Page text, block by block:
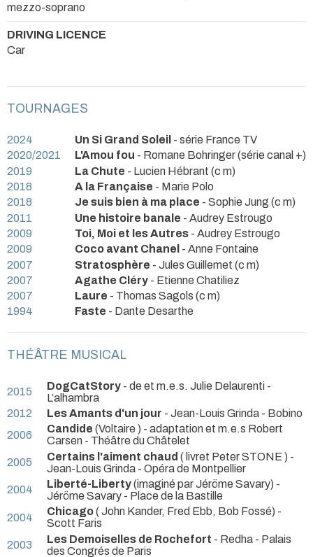
mezzo-soprano
DRIVING LICENCE
Car
TOURNAGES
2024 Un Si Grand Soleil - série France TV
2020/2021
L'Amou fou - Romane Bohringer (série canal +)
2019
La Chute - Lucien Hébrant (c m)
2018
A la Française - Marie Polo
2018
Je suis bien à ma place - Sophie Jung (c m)
2011
Une histoire banale - Audrey Estrougo
2009
Toi, Moi et les Autres - Audrey Estrougo
2009
Coco avant Chanel - Anne Fontaine
2007
Stratosphère - Jules Guillemet (c m)
2007
Agathe Cléry - Etienne Chatiliez
2007
Laure - Thomas Sagols (c m)
1994
Faste - Dante Desarthe
THÉÂTRE MUSICAL
2015 DogCatStory - de et m.e.s. Julie Delaurenti -
L’alhambra
2012
Les Amants d'un jour - Jean-Louis Grinda - Bobino
2006
Candide (Voltaire ) - adaptation et m.e.s Robert
Carsen - Théâtre du Châtelet
2005
Certains l'aiment chaud ( livret Peter STONE ) -
Jean-Louis Grinda - Opéra de Montpellier
2004
Liberté-Liberty(imaginé par Jéröme Savary) -
Jéröme Savary - Place de la Bastille
2004
Chicago( John Kander, Fred Ebb, Bob Fossé) -
Scott Faris
2003
Les Demoiselles de Rochefort - Redha - Palais
des Congrés de Paris